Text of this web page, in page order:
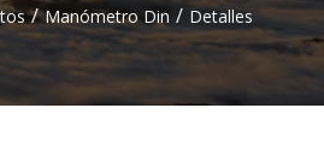
/ Manómetro Din / Detalles